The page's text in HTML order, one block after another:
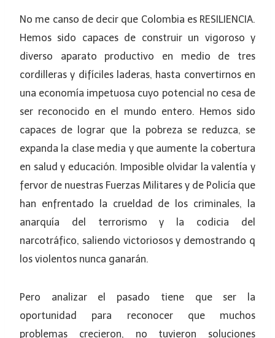
No me canso de decir que Colombia es RESILIENCIA.
Hemos sido capaces de construir un vigoroso y
diverso aparato productivo en medio de tres
cordilleras y difíciles laderas, hasta convertirnos en
una economía impetuosa cuyo potencial no cesa de
ser reconocido en el mundo entero. Hemos sido
capaces de lograr que la pobreza se reduzca, se
expanda la clase media y que aumente la cobertura
en salud y educación. Imposible olvidar la valentía y
fervor de nuestras Fuerzas Militares y de Policía que
han enfrentado la crueldad de los criminales, la
anarquía del terrorismo y la codicia del
narcotráfico, saliendo victoriosos y demostrando q
los violentos nunca ganarán.
Pero analizar el pasado tiene que ser la
oportunidad para reconocer que muchos
problemas crecieron, no tuvieron soluciones